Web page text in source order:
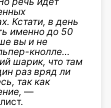
Кстати, в день
именно до 50
вы и не
кнолле…
шарик, что там
раз вряд ли
так как
—